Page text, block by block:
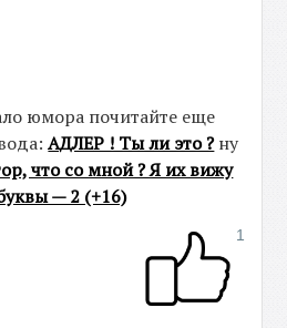
юмора почитайте еще
АДЛЕР ! Ты ли это ?ну
что со мной ? Я их вижу
— 2 (+16)
1